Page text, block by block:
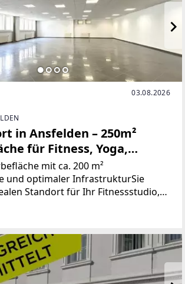
03.08.2026
in Ansfelden – 250m²
für Fitness, Yoga,
mehr mit ca. 200 m²
und optimaler InfrastrukturSie
Standort für Ihr Fitnessstudio,
Training, Tanzschule oder